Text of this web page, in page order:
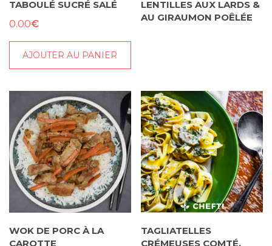
TABOULÉ SUCRÉ SALÉ
0.00€
AJOUTER AU PANIER
LENTILLES AUX LARDS &
AU GIRAUMON POÊLÉE
WOK DE PORC À LA
CAROTTE
TAGLIATELLES
CRÉMEUSES COMTÉ,